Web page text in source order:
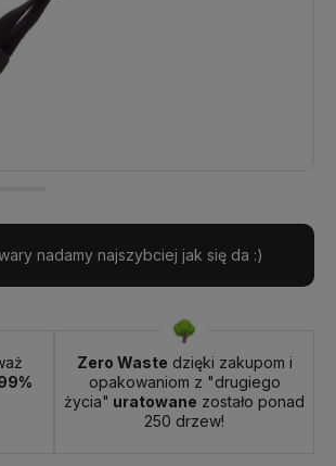
nadamy najszybciej jak się da :)
Zero Waste dzięki zakupom i
opakowaniom z "drugiego
życia" uratowane zostało ponad
250 drzew!